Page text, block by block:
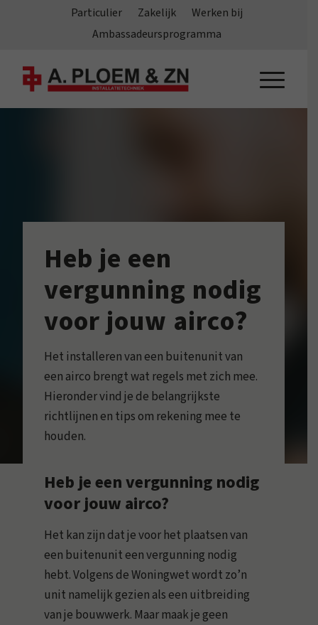
Particulier Zakelijk
Werken bij
Ambassadeursprogramma
Heb je een
vergunning nodig
voor jouw airco?
Het installeren van een buitenunit van
een airco brengt wat regels met zich mee.
Hieronder vind je de belangrijkste
richtlijnen en tips om rekening mee te
houden.
Heb je een vergunning nodig
voor jouw airco?
Het kan zijn dat je voor het plaatsen van
een buitenunit een vergunning nodig
hebt. Volgens de Woningwet wordt zo’n
unit namelijk gezien als een uitbreiding
van je bouwwerk. Maar maak je geen